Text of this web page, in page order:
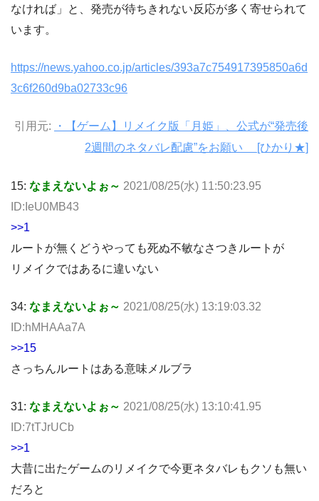
なければ」と、発売が待ちきれない反応が多く寄せられて
います。
https://news.yahoo.co.jp/articles/393a7c754917395850a6d
3c6f260d9ba02733c96
引用元:
・【ゲーム】リメイク版「月姫」、公式が“発売後
2週間のネタバレ配慮”をお願い [ひかり★]
15: なまえないよぉ～ 2021/08/25(水) 11:50:23.95
ID:IeU0MB43
>>1
ルートが無くどうやっても死ぬ不敏なさつきルートが
リメイクではあるに違いない
34: なまえないよぉ～ 2021/08/25(水) 13:19:03.32
ID:hMHAAa7A
>>15
さっちんルートはある意味メルブラ
31: なまえないよぉ～ 2021/08/25(水) 13:10:41.95
ID:7tTJrUCb
>>1
大昔に出たゲームのリメイクで今更ネタバレもクソも無い
だろと